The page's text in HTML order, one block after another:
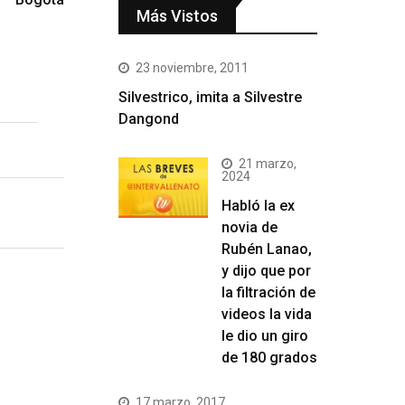
Más Vistos
23 noviembre, 2011
Silvestrico, imita a Silvestre
Dangond
21 marzo,
2024
Habló la ex
novia de
Rubén Lanao,
y dijo que por
la filtración de
videos la vida
le dio un giro
de 180 grados